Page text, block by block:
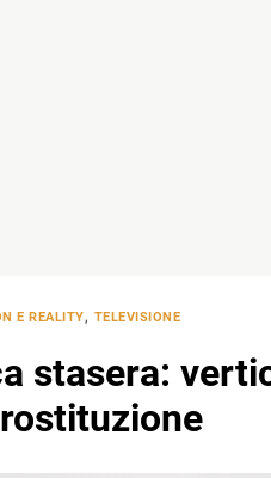
E REALITY, TELEVISIONE
stasera: